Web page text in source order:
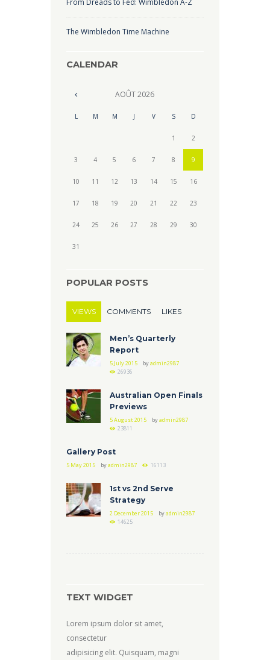
From Dreads to Fed: Wimbledon A-Z
The Wimbledon Time Machine
CALENDAR
AOÛT2026
L M M J V S D
1 2
3 4 5 6 7 8 9
10 11 12 13 14 15 16
17 18 19 20 21 22 23
24 25 26 27 28 29 30
31
POPULAR POSTS
VIEWS COMMENTS LIKES
Men’s Quarterly
Report
5 July 2015 byadmin2987
26936
Australian Open Finals
Previews
5 August 2015 byadmin2987
23811
Gallery Post
5 May 2015 byadmin2987 16113
1st vs 2nd Serve
Strategy
2 December 2015 byadmin2987
14625
TEXT WIDGET
Lorem ipsum dolor sit amet,
consectetur
adipisicing elit. Quisquam, magni